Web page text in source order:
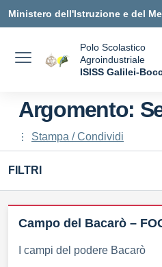
Ministero dell'Istruzione e del
Polo Scolastico
Agroindustriale
ISISS Galilei-
Argomento:
Stampa / Condividi
FILTRI
Campo del Bacarò –
I campi del podere Bacarò